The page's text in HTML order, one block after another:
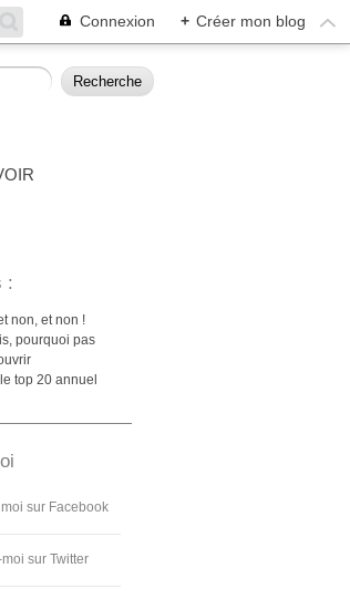
Connexion + Créer mon blog
:
non, et non !
pourquoi pas
top 20 annuel
sur Facebook
sur Twitter